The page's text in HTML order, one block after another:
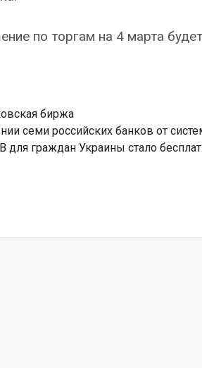
по торгам на 4 марта
биржа
семи российских банков от
для граждан Украины стало